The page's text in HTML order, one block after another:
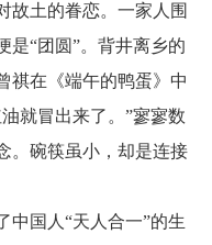
故土的眷恋。一家人围
是“团圆”。背井离乡的
祺在《端午的鸭蛋》中
就冒出来了。”寥寥数
。碗筷虽小，却是连接
中国人“天人合一”的生